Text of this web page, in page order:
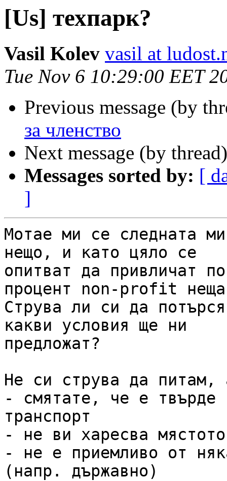
[Us] техпарк?
Vasil Kolev vasil at
Tue Nov 6 10:29:00 EET
Previous message (by
за членство
Next message (by
Messages sorted by: [
]
Мотае ми се следната
нещо, и като цяло се
опитват да привличат
процент non-profit
Струва ли си да
какви условия ще ни
предложат?
Не си струва да питам,
- смятате, че е твърде
транспорт
- не ви харесва мястото
- не е приемливо от
(напр. държавно)